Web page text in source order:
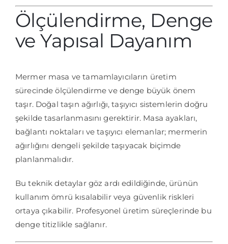
Ölçülendirme, Denge
ve Yapısal Dayanım
Mermer masa ve tamamlayıcıların üretim
sürecinde ölçülendirme ve denge büyük önem
taşır. Doğal taşın ağırlığı, taşıyıcı sistemlerin doğru
şekilde tasarlanmasını gerektirir. Masa ayakları,
bağlantı noktaları ve taşıyıcı elemanlar; mermerin
ağırlığını dengeli şekilde taşıyacak biçimde
planlanmalıdır.
Bu teknik detaylar göz ardı edildiğinde, ürünün
kullanım ömrü kısalabilir veya güvenlik riskleri
ortaya çıkabilir. Profesyonel üretim süreçlerinde bu
denge titizlikle sağlanır.